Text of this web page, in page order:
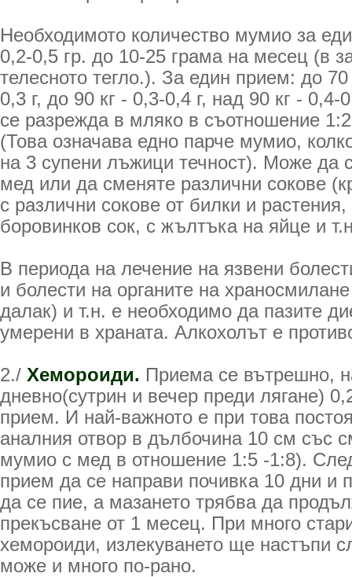
Необходимото количество мумио за
0,2-0,5 гр. до 10-25 грама на месец (в
телесното тегло.). За един прием: до 70
0,3 г, до 90 кг - 0,3-0,4 г, над 90 кг -
се разрежда в мляко в съотношение
(Това означава едно парче мумио,
на 3 супени лъжици течност). Може да
мед или да сменяте различни сокове
с различни сокове от билки и
боровинков сок, с жълтъка на яйце и
В периода на лечение на язвени
и болести на органите на
далак) и т.н. е необходимо да пазите
умерени в храната. Алкохолът е
2./ Хемороиди. Приема се вътрешно,
дневно(сутрин и вечер преди лягане)
прием. И най-важното е при това
аналния отвор в дълбочина 10 см със
мумио с мед в отношение 1:5 -1:8).
прием да се направи почивка 10 дни и
да се пие, а мазането трябва да
прекъсване от 1 месец. При много
хемороиди, излекуването ще настъпи
може и много по-рано.